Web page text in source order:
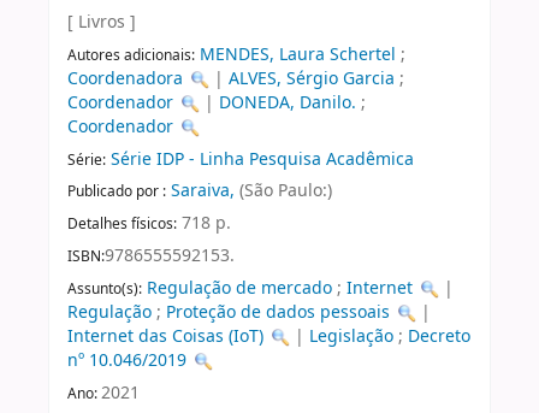
[ Livros ]
Autores adicionais: MENDES, Laura Schertel ;
Coordenadora
|ALVES, Sérgio Garcia ;
Coordenador
| DONEDA, Danilo. ;
Coordenador
Série: Série IDP - Linha Pesquisa Acadêmica
Publicado por : Saraiva, (São Paulo:)
Detalhes físicos: 718 p.
ISBN:9786555592153.
Assunto(s): Regulação de mercado; Internet
|
Regulação; Proteção de dados pessoais
|
Internet das Coisas (IoT)
| Legislação; Decreto
nº 10.046/2019
Ano:2021